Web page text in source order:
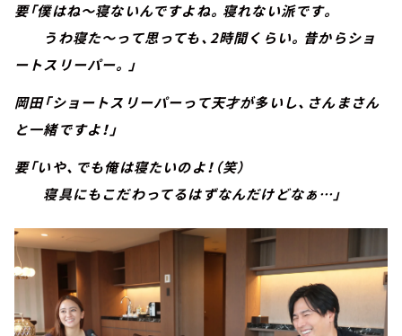
要「僕はね～寝ないんですよね。寝れない派です。
うわ寝た～って思っても、2時間くらい。昔からショ
ートスリーパー。」
岡田「ショートスリーパーって天才が多いし、さんまさん
と一緒ですよ！」
要「いや、でも俺は寝たいのよ！（笑）
寝具にもこだわってるはずなんだけどなぁ…」